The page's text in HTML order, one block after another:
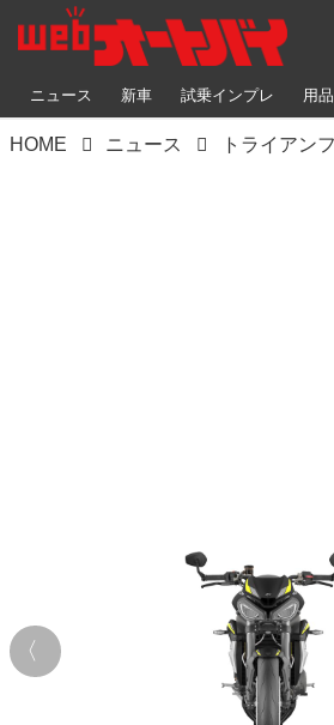
ニュース 新車 試乗インプレ 用品
HOME ニュース